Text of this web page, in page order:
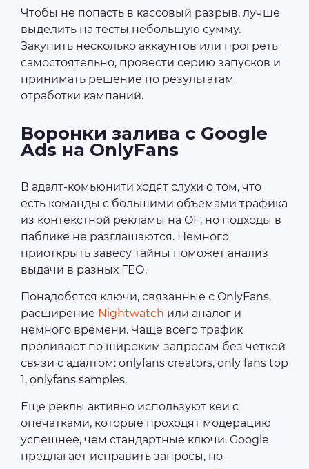
Чтобы не попасть в кассовый разрыв, лучше
выделить на тесты небольшую сумму.
Закупить несколько аккаунтов или прогреть
самостоятельно, провести серию запусков и
принимать решение по результатам
отработки кампаний.
Воронки залива с Google
Ads на OnlyFans
В адалт-комьюнити ходят слухи о том, что
есть команды с большими объемами трафика
из контекстной рекламы на OF, но подходы в
паблике не разглашаются. Немного
приоткрыть завесу тайны поможет анализ
выдачи в разных ГЕО.
Понадобятся ключи, связанные с OnlyFans,
расширение Nightwatch или аналог и
немного времени. Чаще всего трафик
проливают по широким запросам без четкой
связи с адалтом: onlyfans creators, only fans top
1, onlyfans samples.
Еще реклы активно используют кеи с
опечатками, которые проходят модерацию
успешнее, чем стандартные ключи. Google
предлагает исправить запросы, но